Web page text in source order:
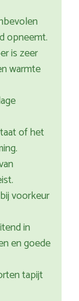
opneemt.
is zeer
warmte
of het
voorkeur
in
en goede
tapijt